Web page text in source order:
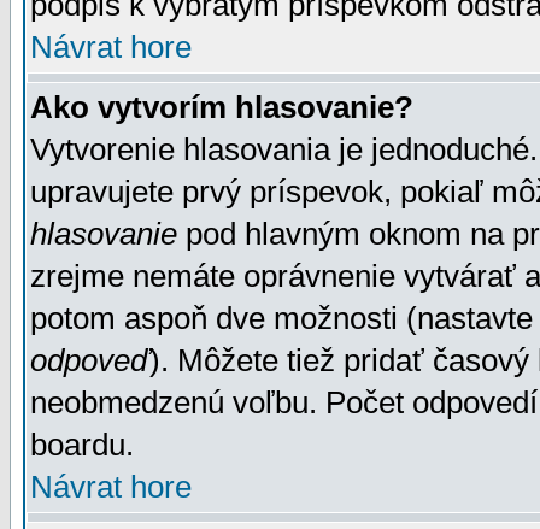
Návrat hore
Ako vytvorím hlasovanie?
Vytvorenie hlasovania je
upravujete prvý príspevok, pokiaľ
hlasovanie pod hlavným oknom na
zrejme nemáte oprávnenie vytvárať
potom aspoň dve možnosti
odpoveď). Môžete tiež pridať
neobmedzenú voľbu. Počet
boardu.
Návrat hore